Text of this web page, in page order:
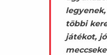
többi
játékot, jó